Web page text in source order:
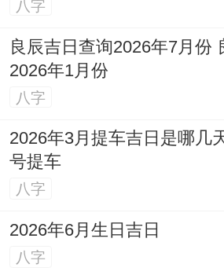
八字
良辰吉日查询2026年7月份
2026年1月份
八字
2026年3月提车吉日是哪几
号提车
八字
2026年6月生日吉日
八字